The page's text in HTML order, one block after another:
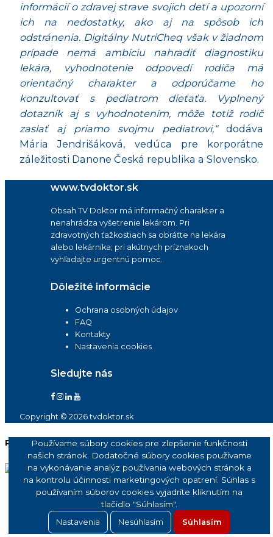
informácií o zdravej strave svojich detí a upozorní
ich na nedostatky, ako aj na spôsob ich
odstránenia. Digitálny NutriCheq však v žiadnom
prípade nemá ambíciu nahradiť diagnostiku
lekára, vyhodnotenie odpovedí rodiča má
orientačný charakter a odporúčame ho
konzultovať s pediatrom dieťaťa. Vyplnený
dotazník aj s vyhodnotením, môže totiž rodič
zaslať aj priamo svojmu pediatrovi,“dodáva
Mária Jendrišáková, vedúca pre korporátne
záležitosti Danone Česká republika a Slovensko.
www.tvdoktor.sk
Obsah TV Doktor má informačný charakter a
nenahrádza vyšetrenie lekárom. Pri
zdravotných ťažkostiach sa obráťte na lekára
alebo lekárnika; pri akútnych príznakoch
vyhľadajte urgentnú pomoc.
Dôležité informácie
Ochrana osobných údajov
FAQ
Kontakty
Nastavenia cookies
Sledujte nás
Copyright © 2026 tvdoktor.sk
ReklamaPoužívame súbory cookies pre zlepšenie funkčnosti
našich stránok. Dodatočné súbory cookies používame
na vykonávanie analýz používania webových stránok a
na kontrolu účinnosti marketingových opatrení. Súhlas s
používaním súborov cookies vyjadríte kliknutím na
tlačidlo "Súhlasím".
Nastavenia Nesúhlasím Súhlasím